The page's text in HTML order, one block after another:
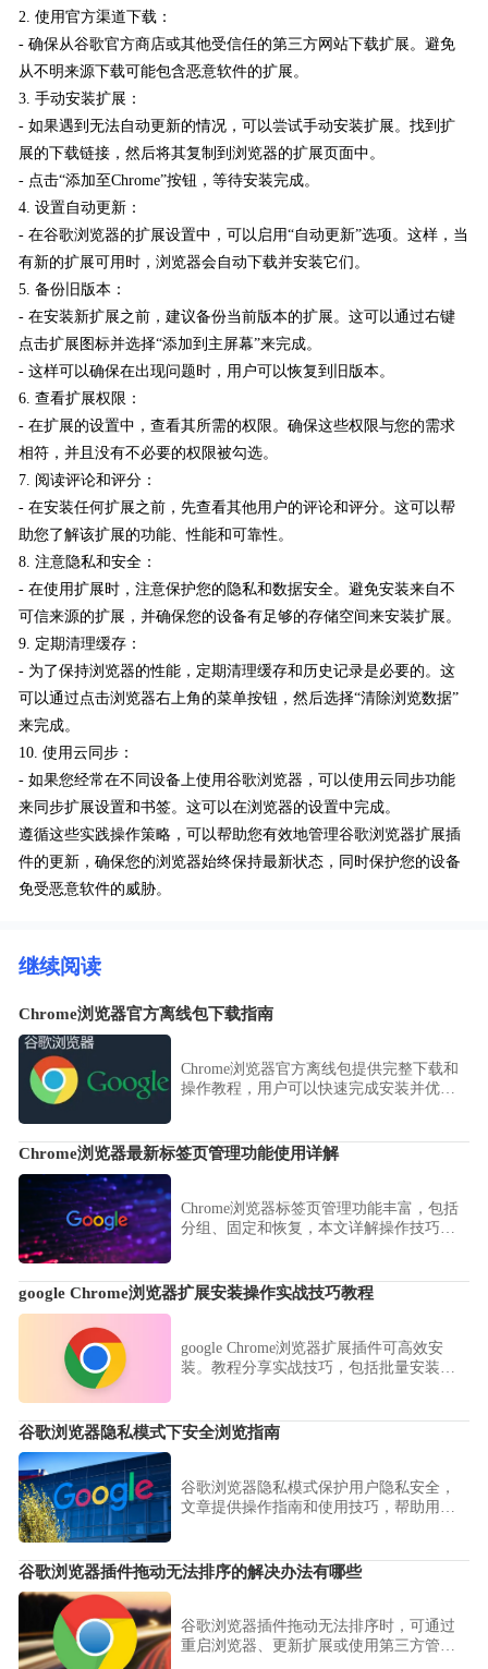
2. 使用官方渠道下载：
- 确保从谷歌官方商店或其他受信任的第三方网站下载扩展。避免
从不明来源下载可能包含恶意软件的扩展。
3. 手动安装扩展：
- 如果遇到无法自动更新的情况，可以尝试手动安装扩展。找到扩
展的下载链接，然后将其复制到浏览器的扩展页面中。
- 点击“添加至Chrome”按钮，等待安装完成。
4. 设置自动更新：
- 在谷歌浏览器的扩展设置中，可以启用“自动更新”选项。这样，当
有新的扩展可用时，浏览器会自动下载并安装它们。
5. 备份旧版本：
- 在安装新扩展之前，建议备份当前版本的扩展。这可以通过右键
点击扩展图标并选择“添加到主屏幕”来完成。
- 这样可以确保在出现问题时，用户可以恢复到旧版本。
6. 查看扩展权限：
- 在扩展的设置中，查看其所需的权限。确保这些权限与您的需求
相符，并且没有不必要的权限被勾选。
7. 阅读评论和评分：
- 在安装任何扩展之前，先查看其他用户的评论和评分。这可以帮
助您了解该扩展的功能、性能和可靠性。
8. 注意隐私和安全：
- 在使用扩展时，注意保护您的隐私和数据安全。避免安装来自不
可信来源的扩展，并确保您的设备有足够的存储空间来安装扩展。
9. 定期清理缓存：
- 为了保持浏览器的性能，定期清理缓存和历史记录是必要的。这
可以通过点击浏览器右上角的菜单按钮，然后选择“清除浏览数据”
来完成。
10. 使用云同步：
- 如果您经常在不同设备上使用谷歌浏览器，可以使用云同步功能
来同步扩展设置和书签。这可以在浏览器的设置中完成。
遵循这些实践操作策略，可以帮助您有效地管理谷歌浏览器扩展插
件的更新，确保您的浏览器始终保持最新状态，同时保护您的设备
免受恶意软件的威胁。
继续阅读
Chrome浏览器官方离线包下载指南
Chrome浏览器官方离线包提供完整下载和
操作教程，用户可以快速完成安装并优化
Chrome浏览器最新标签页管理功能使用详解
Chrome浏览器标签页管理功能丰富，包括
分组、固定和恢复，本文详解操作技巧，
google Chrome浏览器扩展安装操作实战技巧教程
google Chrome浏览器扩展插件可高效安
装。教程分享实战技巧，包括批量安装、
谷歌浏览器隐私模式下安全浏览指南
谷歌浏览器隐私模式保护用户隐私安全，
文章提供操作指南和使用技巧，帮助用户
谷歌浏览器插件拖动无法排序的解决办法有哪些
谷歌浏览器插件拖动无法排序时，可通过
重启浏览器、更新扩展或使用第三方管理